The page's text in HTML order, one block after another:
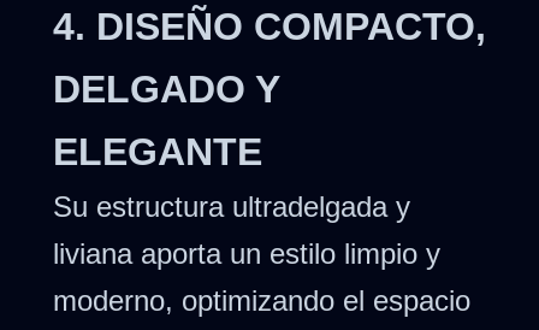
4. DISEÑO COMPACTO,
DELGADO Y
ELEGANTE
Su estructura ultradelgada y
liviana aporta un estilo limpio y
moderno, optimizando el espacio